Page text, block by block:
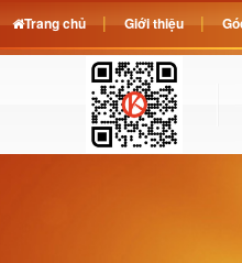
Trang chủ Giới thiệu